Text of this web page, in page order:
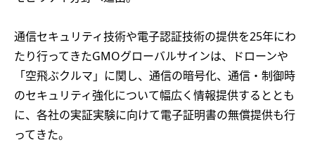
通信セキュリティ技術や電子認証技術の提供を25年にわ
たり行ってきたGMOグローバルサインは、ドローンや
「空飛ぶクルマ」に関し、通信の暗号化、通信・制御時
のセキュリティ強化について幅広く情報提供するととも
に、各社の実証実験に向けて電子証明書の無償提供も行
ってきた。